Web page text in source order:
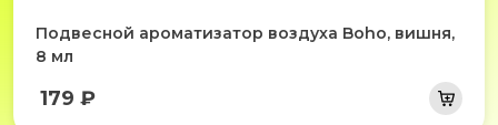
Подвесной ароматизатор воздуха Boho, вишня,
8 мл
179 ₽